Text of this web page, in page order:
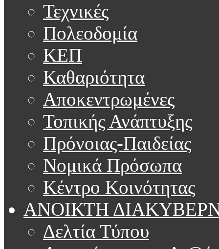
Τεχνικές
Πολεοδομία
ΚΕΠ
Καθαριότητα
Αποκεντρωμένες
Τοπικής Ανάπτυξης
Πρόνοιας-Παιδείας
Νομικά Πρόσωπα
Κέντρο Κοινότητας
ΑΝΟΙΚΤΗ
Δελτία Τύπου